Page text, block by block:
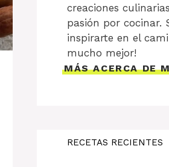
creaciones
pasión por cocinar.
inspirarte en el
mucho mejor!
MÁS ACERCA DE
RECETAS RECIENTES